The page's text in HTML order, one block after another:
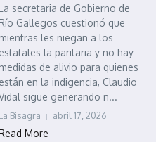
secretaria de Gobierno de
Gallegos cuestionó que
les niegan a los
estatales la paritaria y no hay
de alivio para quienes
están en la indigencia, Claudio
sigue generando n...
La Bisagra abril 17, 2026
More